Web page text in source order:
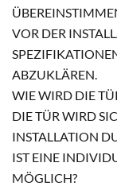
OR DER
BZUKLÄREN.
WIE WIRD DIE
DIE TÜR WIRD
INSTALLATION
IST EINE
ÖGLICH?